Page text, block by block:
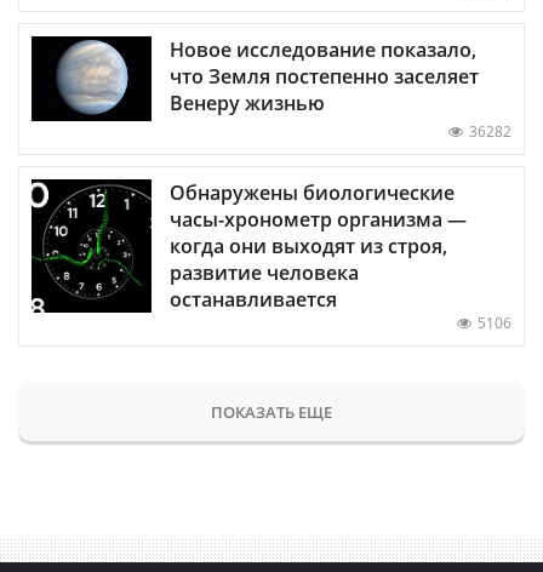
Новое исследование показало,
что Земля постепенно заселяет
Венеру жизнью
36282
Обнаружены биологические
часы-хронометр организма —
когда они выходят из строя,
развитие человека
останавливается
5106
ПОКАЗАТЬ ЕЩЕ